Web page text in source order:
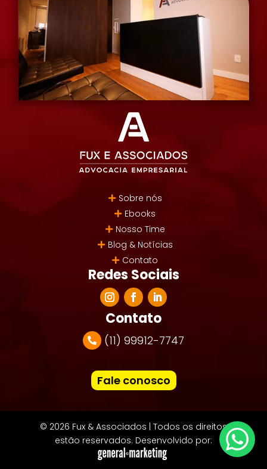
Sobre nós
Ebooks
Nosso Time
Blog & Notícias
Contato
Redes Sociais
Contato
(11) 99912-7747
Fale conosco
© 2026 Fux & Associados | Todos os direitos
estão reservados. Desenvolvido por: